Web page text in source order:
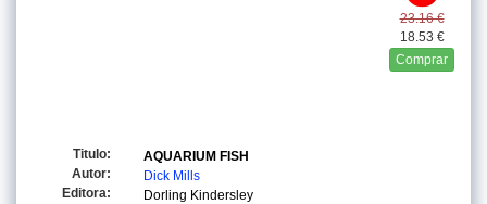
23.16 €
18.53 €
Comprar
Titulo:
AQUARIUM FISH
Autor:
Dick Mills
Editora:
Dorling Kindersley